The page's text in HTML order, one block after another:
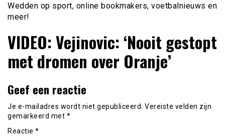
Wedden op sport, online bookmakers, voetbalnieuws en
meer!
VIDEO: Vejinovic: ‘Nooit gestopt
met dromen over Oranje’
Geef een reactie
Je e-mailadres wordt niet gepubliceerd. Vereiste velden zijn
gemarkeerd met *
Reactie *